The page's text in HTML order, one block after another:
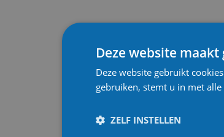
Deze website
Deze website gebruikt
gebruiken, stemt u in met
ZELF INSTELLEN